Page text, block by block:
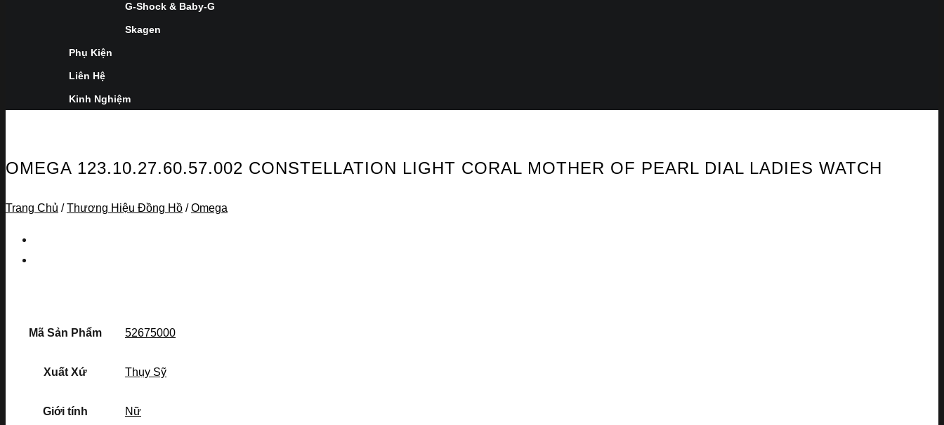
G-Shock & Baby-G
Skagen
Phụ Kiện
Liên Hệ
Kinh Nghiệm
OMEGA 123.10.27.60.57.002 CONSTELLATION LIGHT CORAL MOTHER OF PEARL DIAL LADIES WATCH
Trang Chủ / Thương Hiệu Đồng Hồ / Omega
Mã Sản Phẩm 52675000
Xuất Xứ Thụy Sỹ
Giới tính Nữ